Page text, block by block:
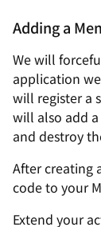
Adding a
We will
application
will register a
will also add
and destroy
After creating
code to your
Extend your